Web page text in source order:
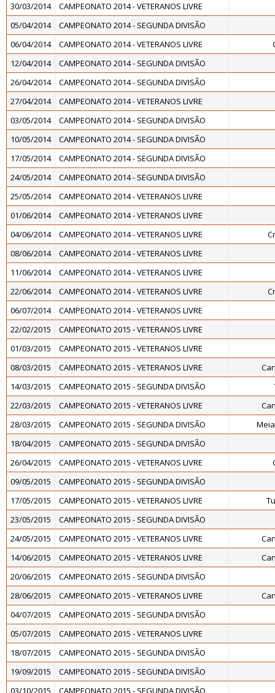
30/03/2014
CAMPEONATO 2014 - VETERANOS LIVRE
05/04/2014
CAMPEONATO 2014 - SEGUNDA DIVISÃO
06/04/2014
CAMPEONATO 2014 - VETERANOS LIVRE
12/04/2014
CAMPEONATO 2014 - SEGUNDA DIVISÃO
26/04/2014
CAMPEONATO 2014 - SEGUNDA DIVISÃO
27/04/2014
CAMPEONATO 2014 - VETERANOS LIVRE
03/05/2014
CAMPEONATO 2014 - SEGUNDA DIVISÃO
10/05/2014
CAMPEONATO 2014 - SEGUNDA DIVISÃO
17/05/2014
CAMPEONATO 2014 - SEGUNDA DIVISÃO
24/05/2014
CAMPEONATO 2014 - SEGUNDA DIVISÃO
25/05/2014
CAMPEONATO 2014 - VETERANOS LIVRE
01/06/2014
CAMPEONATO 2014 - VETERANOS LIVRE
04/06/2014
CAMPEONATO 2014 - VETERANOS LIVRE
08/06/2014
CAMPEONATO 2014 - VETERANOS LIVRE
11/06/2014
CAMPEONATO 2014 - VETERANOS LIVRE
22/06/2014
CAMPEONATO 2014 - VETERANOS LIVRE
06/07/2014
CAMPEONATO 2014 - VETERANOS LIVRE
22/02/2015
CAMPEONATO 2015 - VETERANOS LIVRE
01/03/2015
CAMPEONATO 2015 - VETERANOS LIVRE
08/03/2015
CAMPEONATO 2015 - VETERANOS LIVRE
14/03/2015
CAMPEONATO 2015 - SEGUNDA DIVISÃO
22/03/2015
CAMPEONATO 2015 - VETERANOS LIVRE
28/03/2015
CAMPEONATO 2015 - SEGUNDA DIVISÃO
18/04/2015
CAMPEONATO 2015 - SEGUNDA DIVISÃO
26/04/2015
CAMPEONATO 2015 - VETERANOS LIVRE
09/05/2015
CAMPEONATO 2015 - SEGUNDA DIVISÃO
17/05/2015
CAMPEONATO 2015 - VETERANOS LIVRE
23/05/2015
CAMPEONATO 2015 - SEGUNDA DIVISÃO
24/05/2015
CAMPEONATO 2015 - VETERANOS LIVRE
14/06/2015
CAMPEONATO 2015 - VETERANOS LIVRE
20/06/2015
CAMPEONATO 2015 - SEGUNDA DIVISÃO
28/06/2015
CAMPEONATO 2015 - VETERANOS LIVRE
04/07/2015
CAMPEONATO 2015 - SEGUNDA DIVISÃO
05/07/2015
CAMPEONATO 2015 - VETERANOS LIVRE
18/07/2015
CAMPEONATO 2015 - SEGUNDA DIVISÃO
19/09/2015
CAMPEONATO 2015 - SEGUNDA DIVISÃO
03/10/2015
CAMPEONATO 2015 - SEGUNDA DIVISÃO